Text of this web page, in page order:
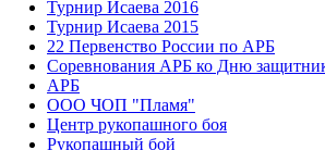
Турнир Исаева 2016
Турнир Исаева 2015
22 Первенство России по АРБ
Соревнования АРБ ко Дню
АРБ
ООО ЧОП "Пламя"
Центр рукопашного боя
Рукопашный бой